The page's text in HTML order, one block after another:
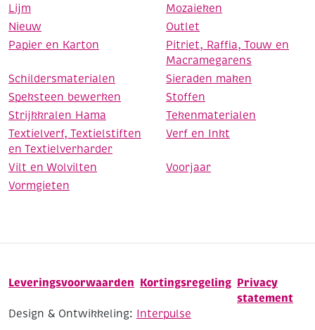
Lijm
Mozaieken
Nieuw
Outlet
Papier en Karton
Pitriet, Raffia, Touw en
Macramegarens
Schildersmaterialen
Sieraden maken
Speksteen bewerken
Stoffen
Strijkkralen Hama
Tekenmaterialen
Textielverf, Textielstiften
en Textielverharder
Verf en Inkt
Vilt en Wolvilten
Voorjaar
Vormgieten
Leveringsvoorwaarden Kortingsregeling Privacy
statement
Design & Ontwikkeling: Interpulse